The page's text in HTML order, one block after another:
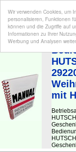
Wir verwenden Cookies, um
personalisieren, Funktionen
können und die Zugriffe auf
Informationen zu Ihrer
Werbung und Analysen
mit